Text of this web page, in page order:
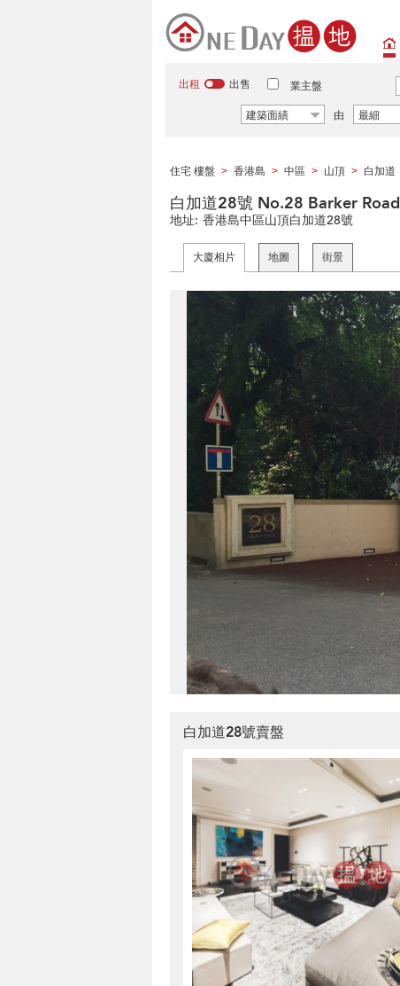
出租 出售 業主盤
建築面績
由 最細
住宅 樓盤 > 香港島 > 中區 > 山頂 > 白加道
白加道28號 No.28 Barker Road
地址: 香港島中區山頂白加道28號
大廈相片 地圖 街景
白加道28號賣盤